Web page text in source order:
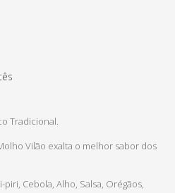
Tradicional.
Vilão exalta o melhor sabor dos
Cebola, Alho, Salsa, Orégãos,